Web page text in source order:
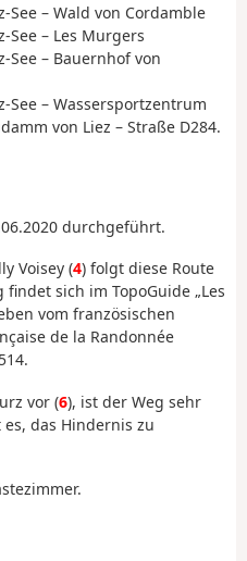
See – Wald von Cordamble
See – Les Murgers
See – Bauernhof von
See – Wassersportzentrum
von Liez – Straße D284.
durchgeführt.
Voisey (4) folgt diese Route
sich im TopoGuide „Les
vom französischen
de la Randonnée
vor (6), ist der Weg sehr
das Hindernis zu